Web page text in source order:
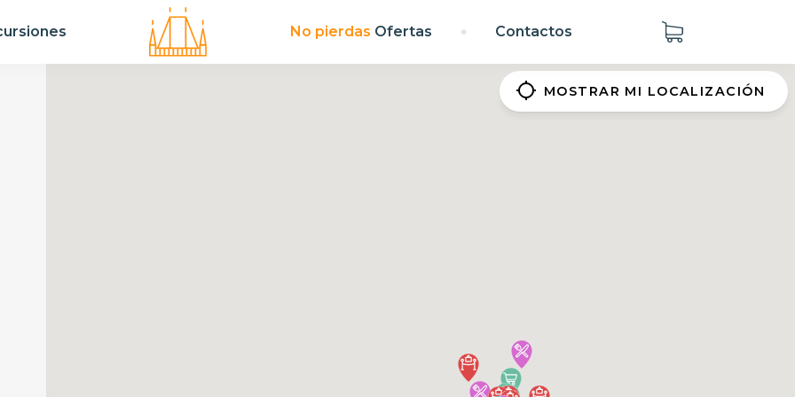
No pierdas Ofertas ● Contactos
gps_not_fixed MOSTRAR MI LOCALIZACIÓN